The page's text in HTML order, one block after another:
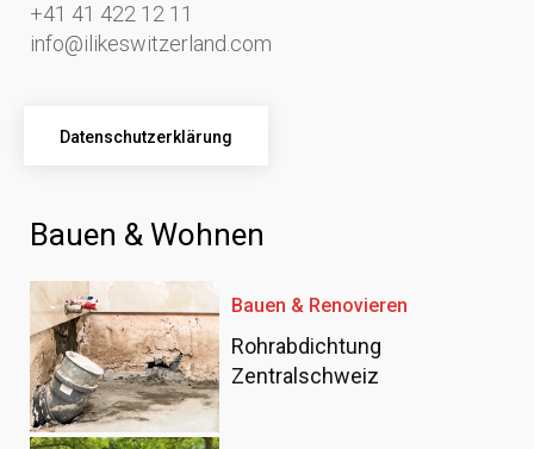
+41 41 422 12 11
info@ilikeswitzerland.com
Datenschutzerklärung
Bauen & Wohnen
Bauen & Renovieren
Rohrabdichtung
Zentralschweiz